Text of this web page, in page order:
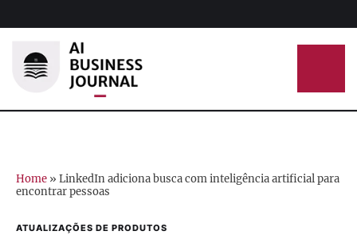
Home » LinkedIn adiciona busca com inteligência artificial para
encontrar pessoas
ATUALIZAÇÕES DE PRODUTOS